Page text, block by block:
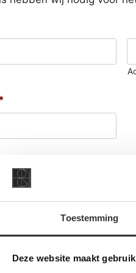
Toestemming
Deze website maakt